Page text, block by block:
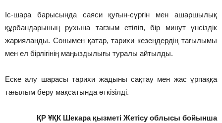
Іс-шара барысында саяси қуғын-сүргін мен ашаршылық
құрбандарының рухына тағзым етіліп, бір минут үнсіздік
жарияланды. Сонымен қатар, тарихи кезеңдердің тағылымы
мен ел бірлігінің маңыздылығы туралы айтылды.
Еске алу шарасы тарихи жадыны сақтау мен жас ұрпаққа
тағылым беру мақсатында өткізілді.
ҚР ҰҚК Шекара қызметі Жетісу облысы бойынша